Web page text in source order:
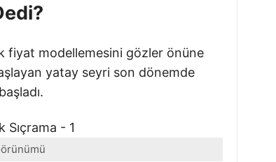
fiyat modellemesini gözler önüne
yatay seyri son dönemde